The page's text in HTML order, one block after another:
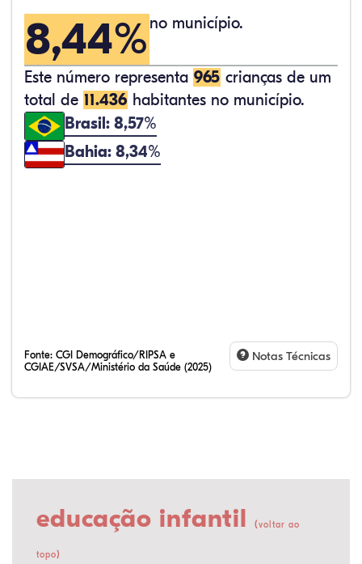
8,44% no município.
Este número representa 965 crianças de um
total de 11.436 habitantes no município.
Brasil: 8,57%
Bahia: 8,34%
Fonte: CGI Demográfico/RIPSA e
CGIAE/SVSA/Ministério da Saúde (2025)
Notas Técnicas
educação infantil (voltar ao
topo)